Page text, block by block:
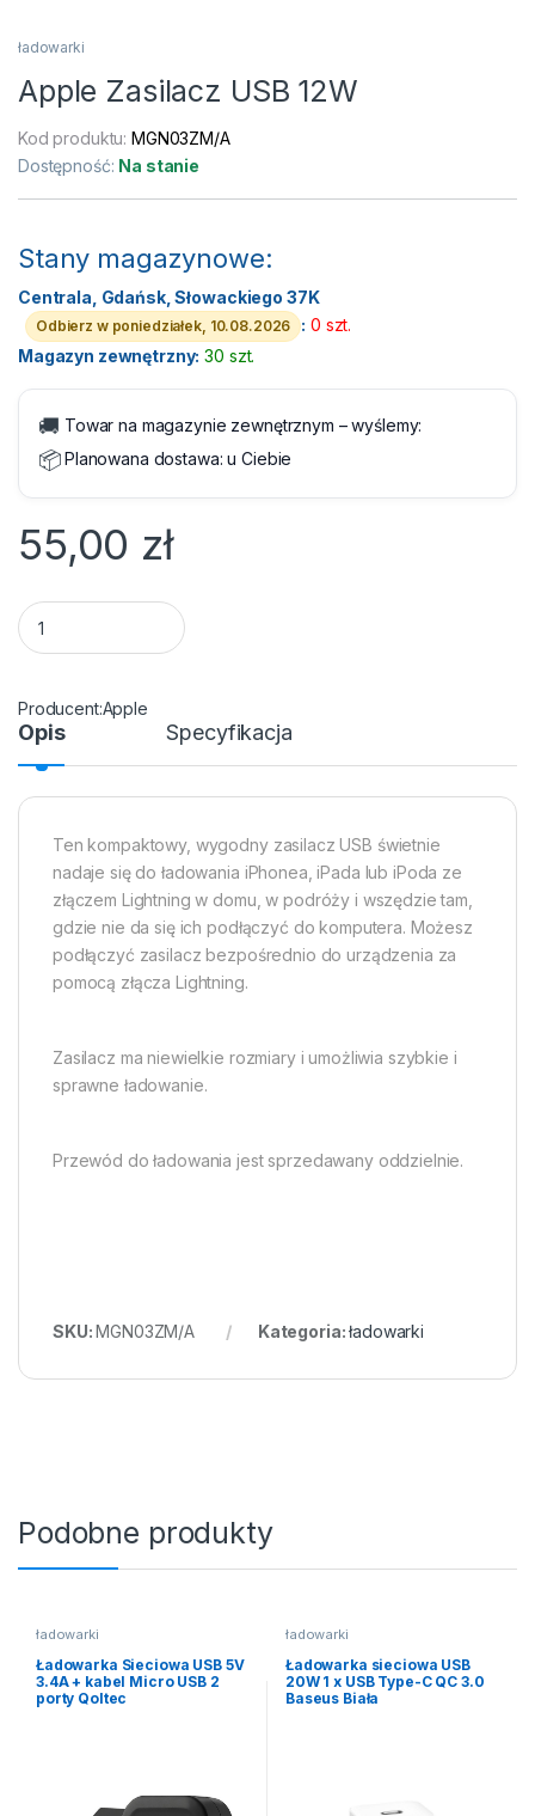
ładowarki
Apple Zasilacz USB 12W
Kod produktu:MGN03ZM/A
Dostępność: Na stanie
Stany magazynowe:
Centrala, Gdańsk, Słowackiego 37K
Odbierz w poniedziałek, 10.08.2026 : 0 szt.
Magazyn zewnętrzny: 30 szt.
🚚 Towar na magazynie zewnętrznym – wyślemy:
📦Planowana dostawa:u Ciebie
55,00 zł
Apple Zasilacz USB 12W quantity
Apple
Opis Specyfikacja
Ten kompaktowy, wygodny zasilacz USB świetnie
nadaje się do ładowania iPhonea, iPada lub iPoda ze
złączem Lightning w domu, w podróży i wszędzie tam,
gdzie nie da się ich podłączyć do komputera. Możesz
podłączyć zasilacz bezpośrednio do urządzenia za
pomocą złącza Lightning.
Zasilacz ma niewielkie rozmiary i umożliwia szybkie i
sprawne ładowanie.
Przewód do ładowania jest sprzedawany oddzielnie.
SKU:MGN03ZM/A Kategoria:ładowarki
Podobne produkty
ładowarki
Ładowarka Sieciowa USB 5V
3.4A + kabel Micro USB 2
porty Qoltec
ładowarki
Ładowarka sieciowa USB
20W 1 x USB Type-C QC 3.0
Baseus Biała